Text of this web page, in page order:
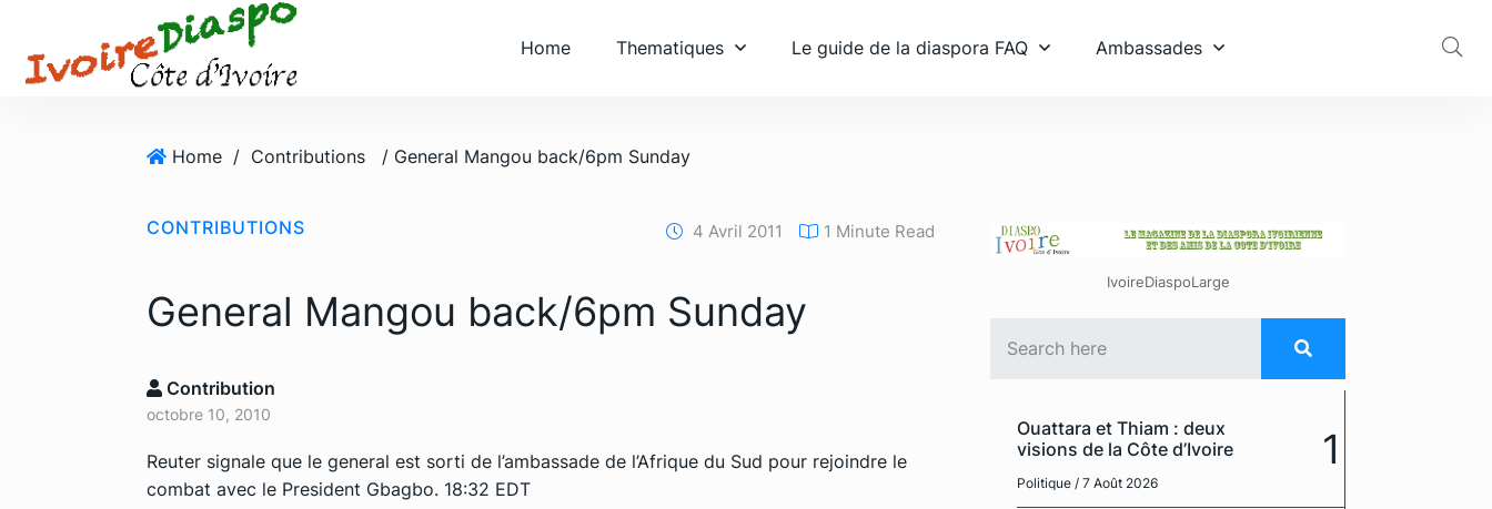
Home Thematiques Le guide de la diaspora FAQ Ambassades
Home / Contributions / General Mangou back/6pm Sunday
CONTRIBUTIONS 4 Avril 2011 1 Minute Read
General Mangou back/6pm Sunday
Contribution
octobre 10, 2010
Reuter signale que le general est sorti de l’ambassade de l’Afrique du Sud pour rejoindre le
combat avec le President Gbagbo. 18:32 EDT
IvoireDiaspoLarge
Ouattara et Thiam : deux
visions de la Côte d’Ivoire
Politique / 7 Août 2026
1